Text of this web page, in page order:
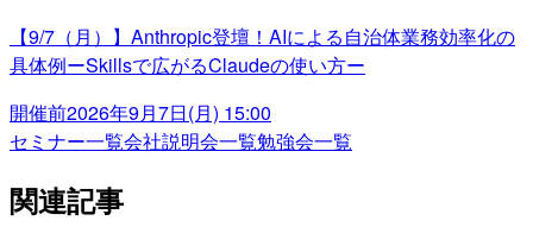
【9/7（月）】Anthropic登壇！AIによる自治体業務効率化の
具体例ーSkillsで広がるClaudeの使い方ー
開催前2026年9月7日(月) 15:00
セミナー一覧会社説明会一覧勉強会一覧
関連記事